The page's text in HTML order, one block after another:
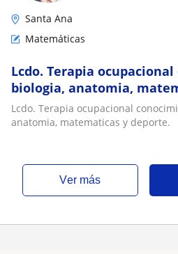
Santa Ana
Matemáticas
Lcdo. Terapia
biologia, anatomia,
Lcdo. Terapia ocupacional
anatomia, matematicas y deporte.
ver más